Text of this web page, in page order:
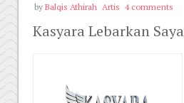
by Balqis Athirah Artis 4 comments
Kasyara Lebarkan